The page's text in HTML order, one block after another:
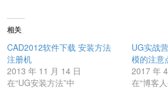
相关
CAD2012软件下载 安装方法
注册机
2013 年 11 月 14 日
在“UG安装方法”中
UG实战
模的注意
2017 年
在“博客